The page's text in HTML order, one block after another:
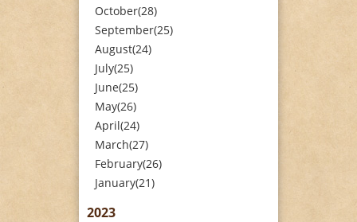
October(28)
September(25)
August(24)
July(25)
June(25)
May(26)
April(24)
March(27)
February(26)
January(21)
2023